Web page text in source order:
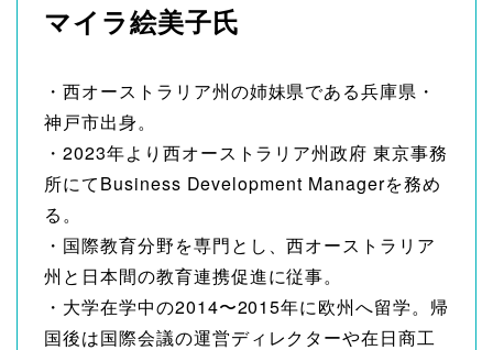
マイラ絵美子氏
・西オーストラリア州の姉妹県である兵庫県・
神戸市出身。
・2023年より西オーストラリア州政府 東京事務
所にてBusiness Development Managerを務め
る。
・国際教育分野を専門とし、西オーストラリア
州と日本間の教育連携促進に従事。
・大学在学中の2014〜2015年に欧州へ留学。帰
国後は国際会議の運営ディレクターや在日商工